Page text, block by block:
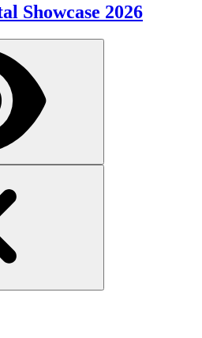
Showcase 2026